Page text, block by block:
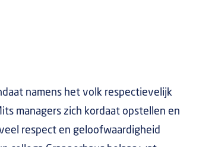
namens het volk respectievelijk
managers zich kordaat opstellen en
respect en geloofwaardigheid